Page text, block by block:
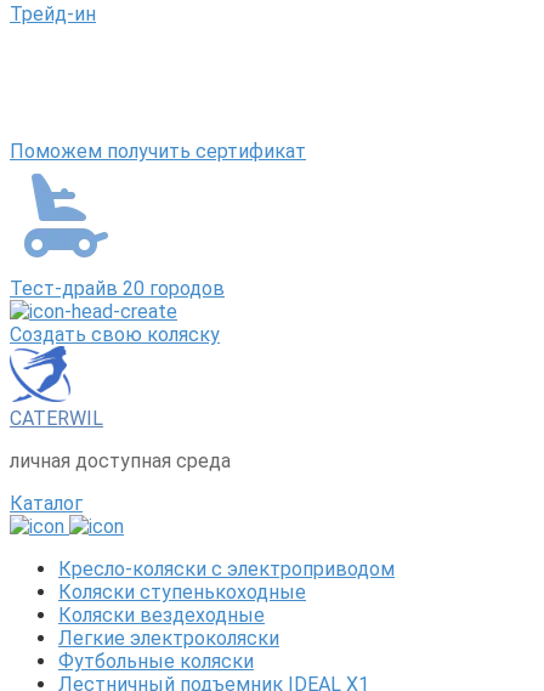
Трейд-ин
Поможем получить сертификат
Тест-драйв 20 городов
Создать свою коляску
CATERWIL
личная доступная среда
Каталог
Кресло-коляски с электроприводом
Коляски ступенькоходные
Коляски вездеходные
Легкие электроколяски
Футбольные коляски
Лестничный подъемник IDEAL X1